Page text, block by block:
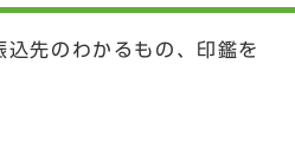
先のわかるもの、印鑑を